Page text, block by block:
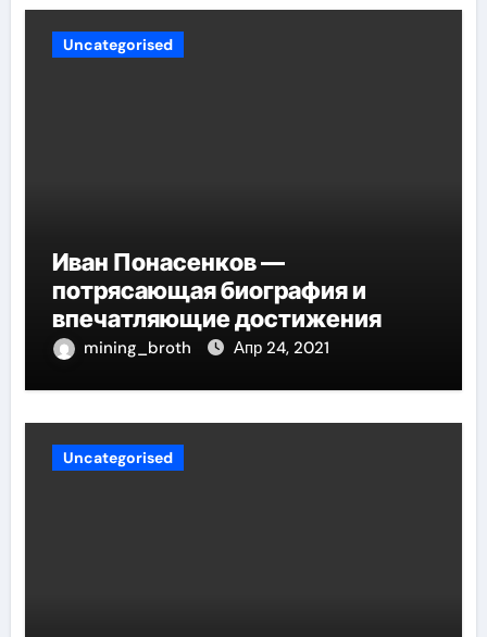
Uncategorised
Иван Понасенков —
потрясающая биография и
впечатляющие достижения
mining_broth Апр 24, 2021
Uncategorised